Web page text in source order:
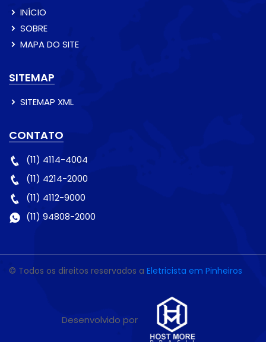
INÍCIO
SOBRE
MAPA DO SITE
SITEMAP
SITEMAP XML
CONTATO
(11) 4114-4004
(11) 4214-2000
(11) 4112-9000
(11) 94808-2000
© Todos os direitos reservados a Eletricista em Pinheiros
Desenvolvido por